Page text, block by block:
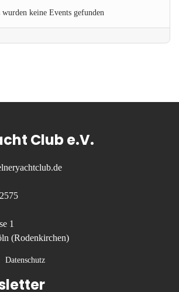
wurden keine Events gefunden
Club e.V.
1
(Rodenkirchen)
Datenschutz